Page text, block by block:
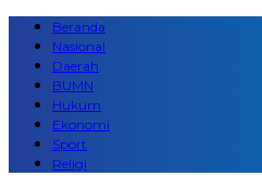
Beranda
Nasional
Daerah
BUMN
Hukum
Ekonomi
Sport
Religi